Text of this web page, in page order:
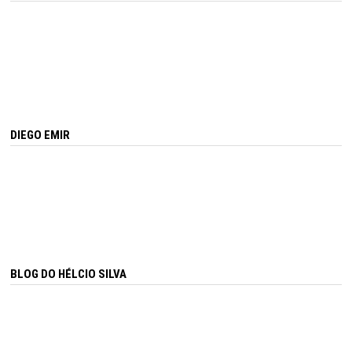
DIEGO EMIR
BLOG DO HÉLCIO SILVA